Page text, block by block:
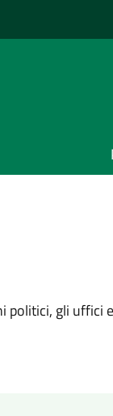
gli uffici